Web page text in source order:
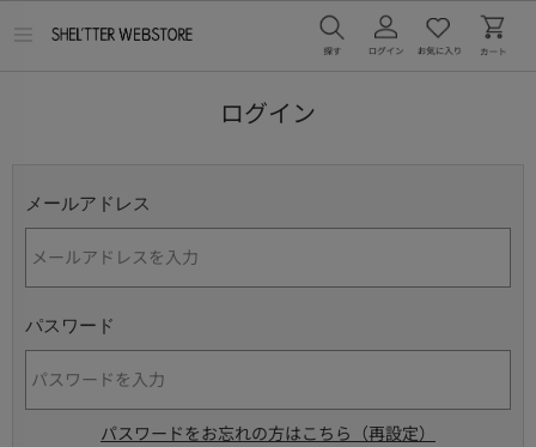
ログイン
メールアドレス
パスワード
パスワードをお忘れの方はこちら（再設定）